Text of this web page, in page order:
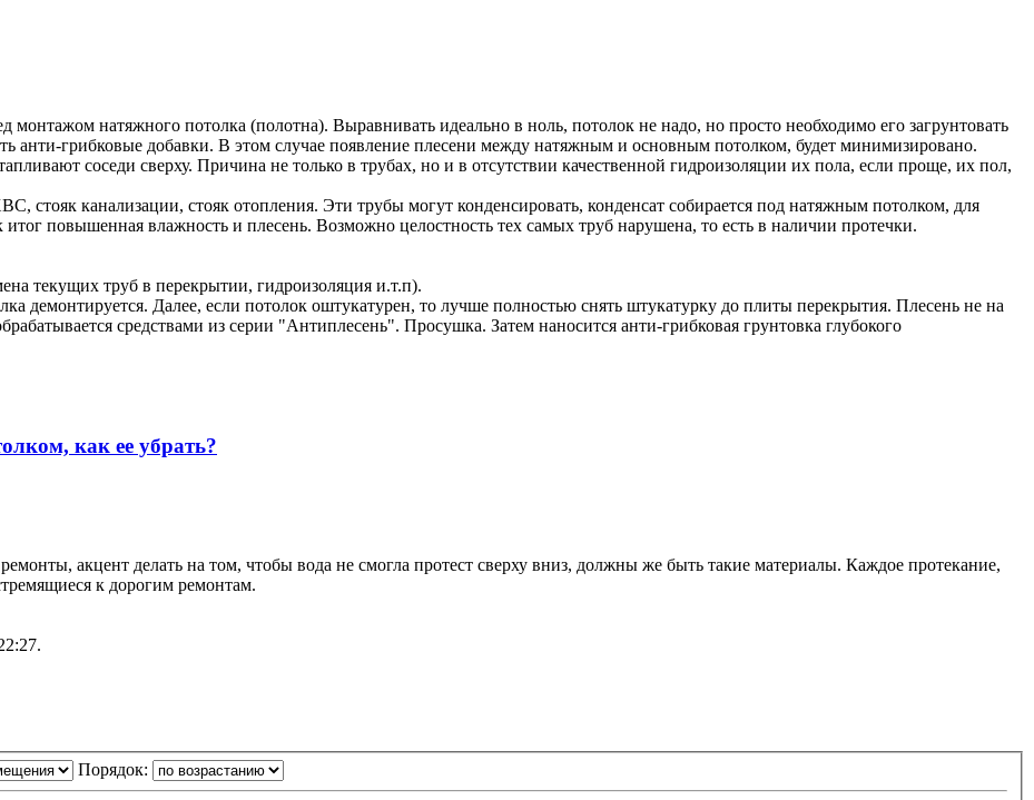
монтажом натяжного потолка (полотна). Выравнивать идеально в ноль, потолок не надо, но просто необходимо его загрунтовать
анти-грибковые добавки. В этом случае появление плесени между натяжным и основным потолком, будет минимизировано.
соседи сверху. Причина не только в трубах, но и в отсутствии качественной гидроизоляции их пола, если проще, их пол,
стояк канализации, стояк отопления. Эти трубы могут конденсировать, конденсат собирается под натяжным потолком, для
повышенная влажность и плесень. Возможно целостность тех самых труб нарушена, то есть в наличии протечки.
текущих труб в перекрытии, гидроизоляция и.т.п).
демонтируется. Далее, если потолок оштукатурен, то лучше полностью снять штукатурку до плиты перекрытия. Плесень не на
средствами из серии "Антиплесень". Просушка. Затем наносится анти-грибковая грунтовка глубокого
как ее убрать?
акцент делать на том, чтобы вода не смогла протест сверху вниз, должны же быть такие материалы. Каждое протекание,
к дорогим ремонтам.
Порядок: